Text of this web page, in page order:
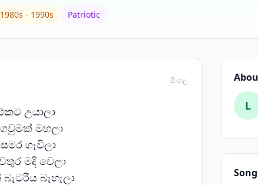
1980s - 1990s Patriotic
සිංහල
උයාලා
මහලා
ගෑවිලා
මදි වෙලා
බැහැලා
L